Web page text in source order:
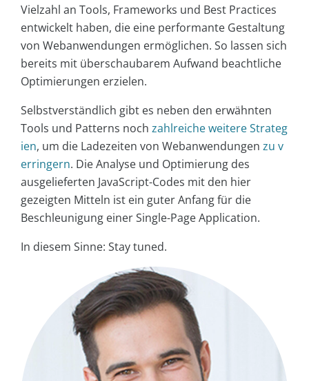
Vielzahl an Tools, Frameworks und Best Practices
entwickelt haben, die eine performante Gestaltung
von Webanwendungen ermöglichen. So lassen sich
bereits mit überschaubarem Aufwand beachtliche
Optimierungen erzielen.
Selbstverständlich gibt es neben den erwähnten
Tools und Patterns noch zahlreiche weitere Strateg
ien, um die Ladezeiten von Webanwendungen zu v
erringern. Die Analyse und Optimierung des
ausgelieferten JavaScript-Codes mit den hier
gezeigten Mitteln ist ein guter Anfang für die
Beschleunigung einer Single-Page Application.
In diesem Sinne: Stay tuned.